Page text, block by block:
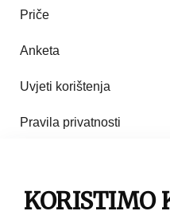
Priče
Anketa
Uvjeti korištenja
Pravila privatnosti
Pravila korištenja
KORISTIMO